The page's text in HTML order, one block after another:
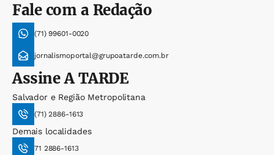
Fale com a Redação
(71) 99601-0020
jornalismoportal@grupoatarde.com.br
AssineA TARDE
Salvador e Região Metropolitana
(71) 2886-1613
Demais localidades
71 2886-1613